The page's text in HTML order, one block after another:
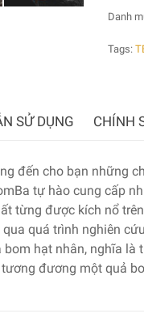
Danh
Tags:
SỬ DỤNG CHÍNH
đến cho bạn những
tự hào cung cấp
từng được kích nổ
quá trình nghiên
hạt nhân, nghĩa là
đương một quả